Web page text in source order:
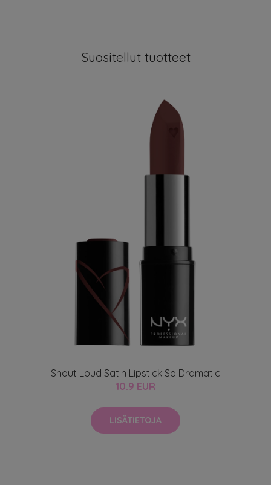
Suositellut tuotteet
Shout Loud Satin Lipstick So Dramatic
10.9 EUR
LISÄTIETOJA